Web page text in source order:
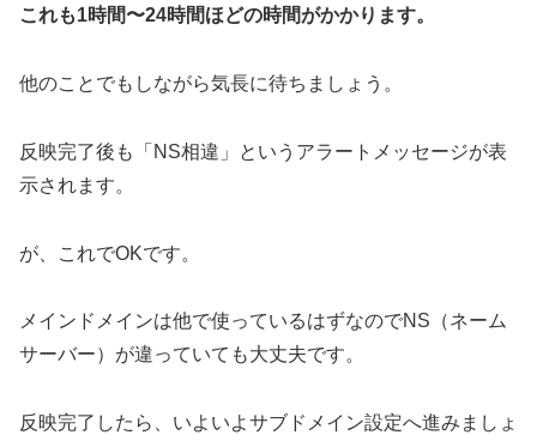
これも1時間〜24時間ほどの時間がかかります。
他のことでもしながら気長に待ちましょう。
反映完了後も「NS相違」というアラートメッセージが表
示されます。
が、これでOKです。
メインドメインは他で使っているはずなのでNS（ネーム
サーバー）が違っていても大丈夫です。
反映完了したら、いよいよサブドメイン設定へ進みましょ